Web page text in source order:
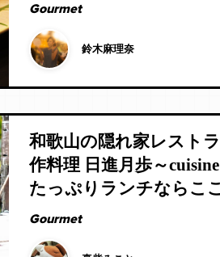
Gourmet
鈴木麻理奈
和歌山の隠れ家レスト
作料理 日進月歩～
たっぷりランチならこ
Gourmet